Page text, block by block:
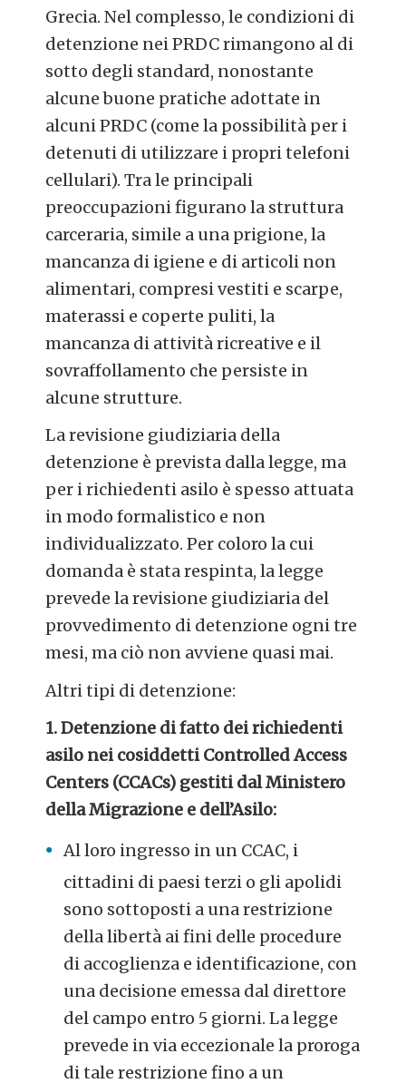
Grecia. Nel complesso, le condizioni di
detenzione nei PRDC rimangono al di
sotto degli standard, nonostante
alcune buone pratiche adottate in
alcuni PRDC (come la possibilità per i
detenuti di utilizzare i propri telefoni
cellulari). Tra le principali
preoccupazioni figurano la struttura
carceraria, simile a una prigione, la
mancanza di igiene e di articoli non
alimentari, compresi vestiti e scarpe,
materassi e coperte puliti, la
mancanza di attività ricreative e il
sovraffollamento che persiste in
alcune strutture.
La revisione giudiziaria della
detenzione è prevista dalla legge, ma
per i richiedenti asilo è spesso attuata
in modo formalistico e non
individualizzato. Per coloro la cui
domanda è stata respinta, la legge
prevede la revisione giudiziaria del
provvedimento di detenzione ogni tre
mesi, ma ciò non avviene quasi mai.
Altri tipi di detenzione:
1. Detenzione di fatto dei richiedenti
asilo nei cosiddetti Controlled Access
Centers (CCACs) gestiti dal Ministero
della Migrazione e dell’Asilo:
Al loro ingresso in un CCAC, i
cittadini di paesi terzi o gli apolidi
sono sottoposti a una restrizione
della libertà ai fini delle procedure
di accoglienza e identificazione, con
una decisione emessa dal direttore
del campo entro 5 giorni. La legge
prevede in via eccezionale la proroga
di tale restrizione fino a un